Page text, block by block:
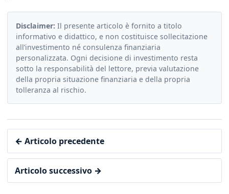
Disclaimer: Il presente articolo è fornito a titolo
informativo e didattico, e non costituisce sollecitazione
all’investimento né consulenza finanziaria
personalizzata. Ogni decisione di investimento resta
sotto la responsabilità del lettore, previa valutazione
della propria situazione finanziaria e della propria
tolleranza al rischio.
← Articolo precedente
Articolo successivo →